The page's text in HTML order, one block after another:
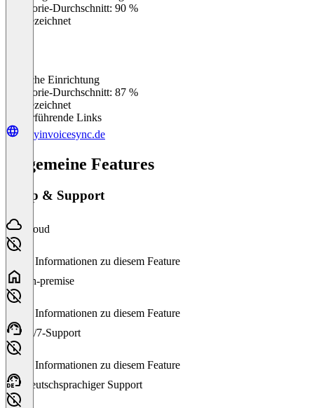
Kategorie-Durchschnitt: 90 %
Ausgezeichnet
Einfache Einrichtung
Kategorie-Durchschnitt: 87 %
Ausgezeichnet
Weiterführende Links
easyinvoicesync.de
Allgemeine Features
Setup & Support
Cloud
Keine Informationen zu diesem Feature
On-premise
Keine Informationen zu diesem Feature
24/7-Support
Keine Informationen zu diesem Feature
Deutschsprachiger Support